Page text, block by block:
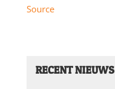
Source
RECENT NIEUWS